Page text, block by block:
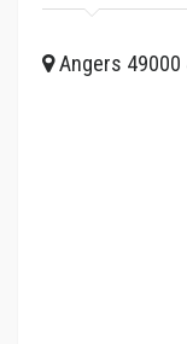
Angers 49000